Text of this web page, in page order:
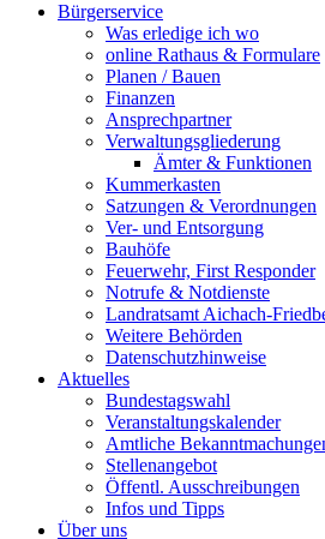
Bürgerservice
Was erledige ich wo
online Rathaus & Formulare
Planen / Bauen
Finanzen
Ansprechpartner
Verwaltungsgliederung
Ämter & Funktionen
Kummerkasten
Satzungen & Verordnungen
Ver- und Entsorgung
Bauhöfe
Feuerwehr, First Responder
Notrufe & Notdienste
Landratsamt Aichach-
Weitere Behörden
Datenschutzhinweise
Aktuelles
Bundestagswahl
Veranstaltungskalender
Amtliche
Stellenangebot
Öffentl. Ausschreibungen
Infos und Tipps
Über uns